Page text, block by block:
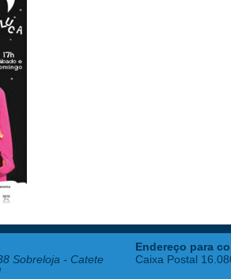
Sobreloja - Catete
Endereço para
Caixa Postal